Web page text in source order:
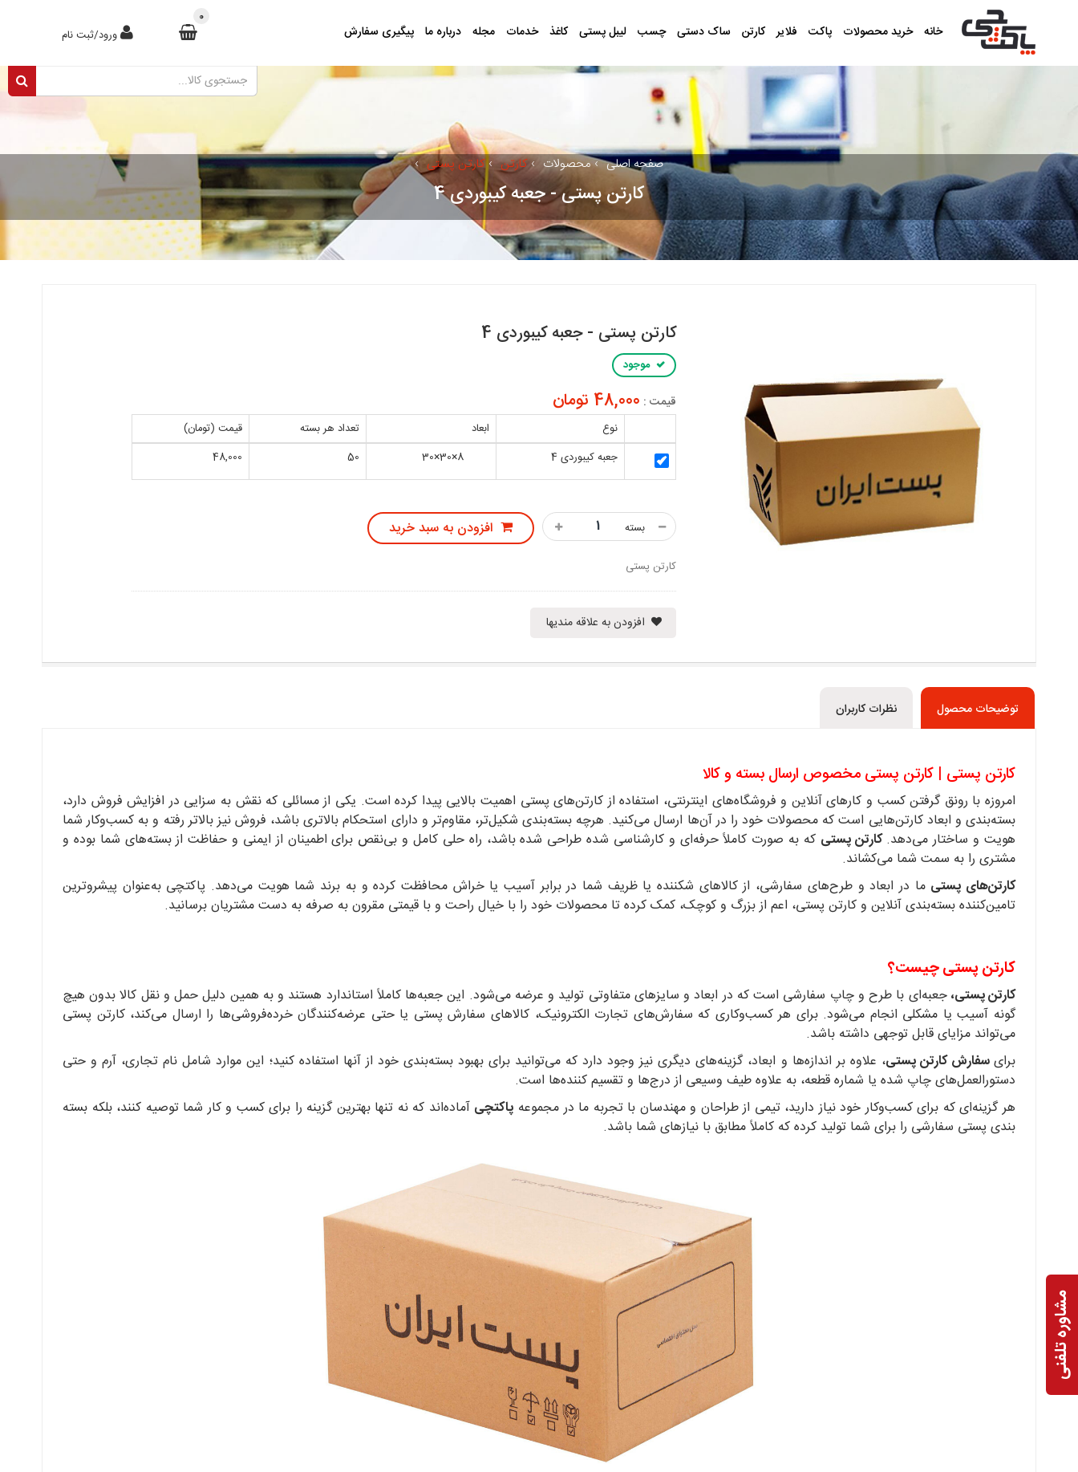
خانه خرید محصولات پاکت فلایر کارتن ساک دستی چسب لیبل پستی کاغذ خدمات مجله درباره ما پیگیری سفارش ورود/ثبت نام
0
صفحه اصلی › محصولات › کارتن › کارتن پستی ›
کارتن پستی - جعبه کیبوردی 4
کارتن پستی - جعبه کیبوردی 4
موجود
قیمت : 48,000 تومان
نوع ابعاد تعداد هر بسته
قیمت (تومان)
جعبه کیبوردی 4
8×30×30
50
48,000
بسته افزودن به سبد خرید
کارتن پستی
افزودن به علاقه مندیها
توضیحات محصول نظرات کاربران
کارتن پستی | کارتن پستی مخصوص ارسال بسته و کالا
امروزه با رونق گرفتن کسب و کارهای آنلاین و فروشگاه‌های اینترنتی، استفاده از کارتن‌های پستی اهمیت بالایی پیدا کرده است. یکی از مسائلی که نقش به سزایی در افزایش فروش دارد،
بسته‌بندی و ابعاد کارتن‌هایی است که محصولات خود را در آن‌ها ارسال می‌کنید. هرچه بسته‌بندی شکیل‌تر، مقاوم‌تر و دارای استحکام بالاتری باشد، فروش نیز بالاتر رفته و به کسب‌وکار شما
هویت و ساختار می‌دهد.کارتن پستی که به صورت کاملاً حرفه‌ای و کارشناسی شده طراحی شده باشد، راه حلی کامل و بی‌نقص برای اطمینان از ایمنی و حفاظت از بسته‌های شما بوده و
مشتری را به سمت شما می‌کشاند.
کارتن‌های پستی ما در ابعاد و طرح‌های سفارشی، از کالاهای شکننده یا ظریف شما در برابر آسیب یا خراش محافظت کرده و به برند شما هویت می‌دهد. پاکتچی به‌عنوان پیشروترین
تامین‌کننده بسته‌بندی آنلاین و کارتن پستی، اعم از بزرگ و کوچک، کمک کرده تا محصولات خود را با خیال راحت و با قیمتی مقرون به صرفه به دست مشتریان برسانید.
کارتن پستی چیست؟
کارتن پستی،جعبه‌ای با طرح و چاپ سفارشی است که در ابعاد و سایزهای متفاوتی تولید و عرضه می‌شود. این جعبه‌ها کاملاً استاندارد هستند و به همین دلیل حمل و نقل کالا بدون هیچ
گونه آسیب یا مشکلی انجام می‌شود. برای هر کسب‌وکاری که سفارش‌های تجارت الکترونیک، کالاهای سفارش پستی یا حتی عرضه‌کنندگان خرده‌فروشی‌ها را ارسال می‌کند، کارتن پستی
می‌تواند مزایای قابل توجهی داشته باشد.
برایسفارش کارتن پستی، علاوه بر اندازه‌ها و ابعاد، گزینه‌های دیگری نیز وجود دارد که می‌توانید برای بهبود بسته‌بندی خود از آنها استفاده کنید؛ این موارد شامل نام تجاری، آرم و حتی
دستورالعمل‌های چاپ شده یا شماره قطعه، به علاوه طیف وسیعی از درج‌ها و تقسیم کننده‌ها است.
هر گزینه‌ای که برای کسب‌وکار خود نیاز دارید، تیمی از طراحان و مهندسان با تجربه ما در مجموعه پاکتچی آماده‌اند که نه تنها بهترین گزینه را برای کسب و کار شما توصیه کنند، بلکه بسته
بندی پستی سفارشی را برای شما تولید کرده که کاملاً مطابق با نیازهای شما باشد.
مشاوره تلفنی